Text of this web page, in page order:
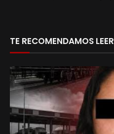
TE RECOMENDAMOS LEER